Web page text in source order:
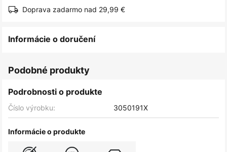
Doprava zadarmo nad 29,99 €
Informácie o doručení
Podobné produkty
Podrobnosti o produkte
Číslo výrobku: 3050191X
Informácie o produkte